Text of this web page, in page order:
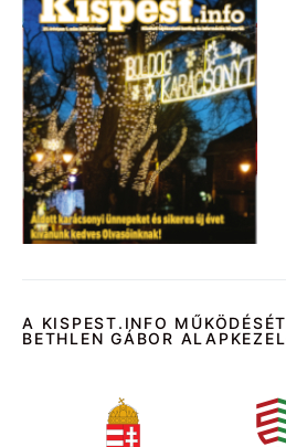
A KISPEST.INFO
BETHLEN GÁBOR